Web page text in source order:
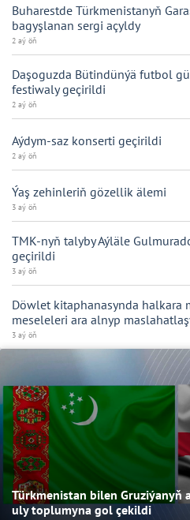
Buharestde Türkmenistanyň
bagyşlanan sergi açyldy
2 aý öň
Daşoguzda Bütindünýä futbol
festiwaly geçirildi
2 aý öň
Aýdym-saz konserti geçirildi
2 aý öň
Ýaş zehinleriň gözellik älemi
3 aý öň
TMK-nyň talyby Aýläle
geçirildi
3 aý öň
Döwlet kitaphanasynda halkara
meseleleri ara alnyp
3 aý öň
Türkmenistan bilen Gruziýanyň
uly toplumyna gol çekildi